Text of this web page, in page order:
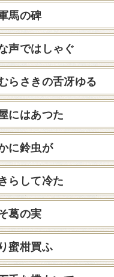
馬の碑
声ではしゃぐ
らさきの舌冴ゆる
にはあつた
に鈴虫が
らして冷た
葛の実
蜜柑買ふ